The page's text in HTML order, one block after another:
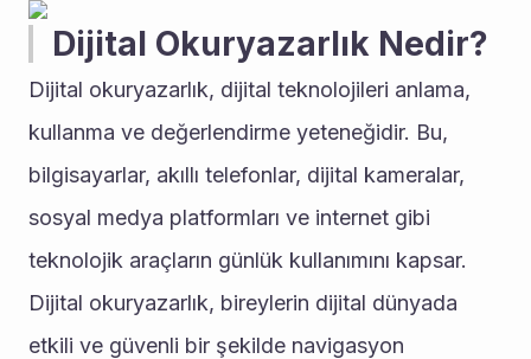
Dijital Okuryazarlık Nedir?
Dijital okuryazarlık, dijital teknolojileri anlama,
kullanma ve değerlendirme yeteneğidir. Bu,
bilgisayarlar, akıllı telefonlar, dijital kameralar,
sosyal medya platformları ve internet gibi
teknolojik araçların günlük kullanımını kapsar.
Dijital okuryazarlık, bireylerin dijital dünyada
etkili ve güvenli bir şekilde navigasyon